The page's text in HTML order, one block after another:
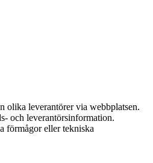
olika leverantörer via webbplatsen.
och leverantörsinformation.
förmågor eller tekniska